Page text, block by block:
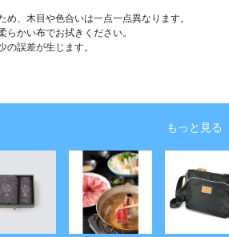
、木目や色合いは一点一点異なります。
かい布でお拭きください。
誤差が生じます。
もっと見る